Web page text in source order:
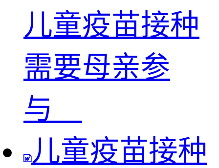
儿童疫苗接种
需要母亲参
与
儿童疫苗接种